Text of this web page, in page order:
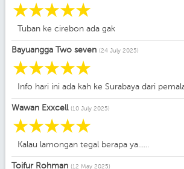
☆
☆
☆
☆
☆
Tuban ke cirebon ada gak
Bayuangga Two seven (24 July 2025)
☆
☆
☆
☆
☆
Info hari ini ada kah ke Surabaya dari
Wawan Exxcell (10 July 2025)
☆
☆
☆
☆
☆
Kalau lamongan tegal berapa ya......
Toifur Rohman (12 May 2025)